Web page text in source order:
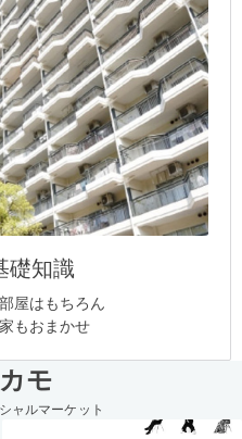
礎知識
屋はもちろん
もおまかせ
モ
ャルマーケット